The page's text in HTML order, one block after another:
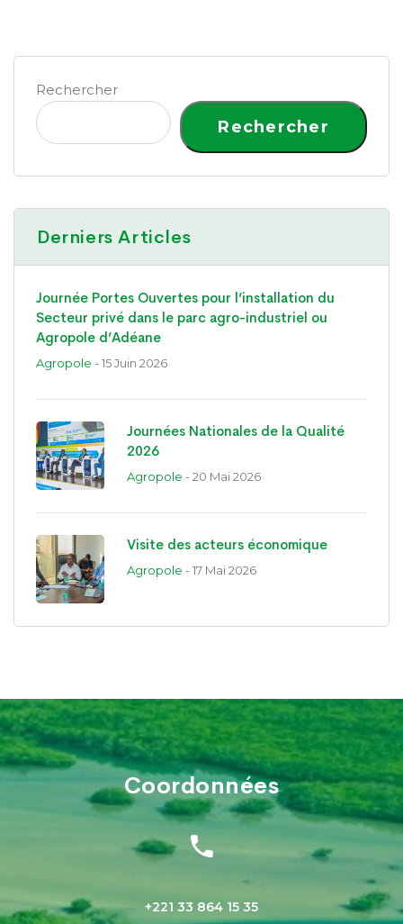
Rechercher
Rechercher
Derniers Articles
Journée Portes Ouvertes pour l’installation du
Secteur privé dans le parc agro-industriel ou
Agropole d’Adéane
Agropole - 15 Juin 2026
Journées Nationales de la Qualité
2026
Agropole - 20 Mai 2026
Visite des acteurs économique
Agropole - 17 Mai 2026
Coordonnées
+221 33 864 15 35